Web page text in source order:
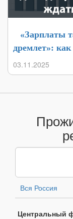
«Зарплаты
дремлет»:
доходы
03.11.2025
Вся Россия
Центральный